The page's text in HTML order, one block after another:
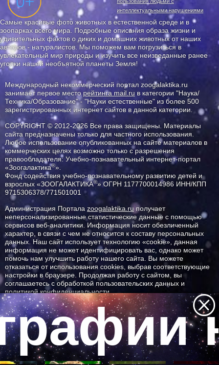
интеллектуальными нарушениями
Самые красивые фото животных в естественной среде и в
зоопарках всего мира. Подробные описания образа жизни и
удивительных фактов о диких и домашних животных от наших
авторов - натуралистов. Мы поможем вам погрузиться в
увлекательный мир природы и изучить все неизведанные ранее
уголки нашей необъятной планеты Земля!
Международный некоммерческий портал zoogalaktika.ru
занимает первое месторейтинга mail.ru в категории "Наука/
Техника/Образование" - "Науки естественные" из более 500
зарегистрированных интернет сайтов в данной категории.
COPYRIGHT © 2012-2026 Все права защищены. Материалы
сайта предназначены только для частного использования.
Любое использование опубликованных на сайте материалов в
коммерческих целях возможно только с разрешения
правообладателя: Учебно-познавательный интернет-портал
«Зоогалактика®».
Фонд содействия учебно-познавательному развитию детей и
взрослых «ЗООГАЛАКТИКА®» ОГРН 1177700014986 ИНН/КПП
9715306378/771501001
Администрация Портала zoogalaktika.ruполучает
неперсонализированные статистические данные с помощью
сервисов веб-аналитики. Информация носит обезличенный
характер, в связи с чем не относится к составу персональных
данных. Наш сайт использует технологию «cookie», данная
информация не может идентифицировать вас, однако может
помочь нам улучшить работу нашего сайта. Вы можете
отказаться от использования cookies, выбрав соответствующие
настройки в браузере. Продолжая работу с сайтом, вы
соглашаетесь с обработкой пользовательских данных и
политикой конфиденциальности.
ID ресурса: 10405
Все самое интересное